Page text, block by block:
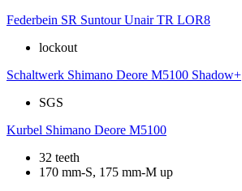
Federbein SR Suntour Unair TR LOR8
lockout
Schaltwerk Shimano Deore M5100 Shadow+
SGS
Kurbel Shimano Deore M5100
32 teeth
170 mm-S, 175 mm-M up